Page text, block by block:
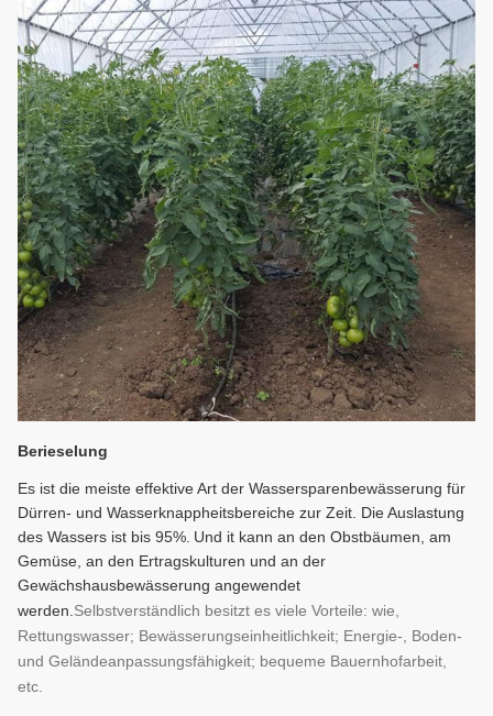
Berieselung
Es ist die meiste effektive Art der Wassersparenbewässerung für
Dürren- und Wasserknappheitsbereiche zur Zeit. Die Auslastung
des Wassers ist bis 95%. Und it kann an den Obstbäumen, am
Gemüse, an den Ertragskulturen und an der
Gewächshausbewässerung angewendet
werden. Selbstverständlich besitzt es viele Vorteile: wie,
Rettungswasser; Bewässerungseinheitlichkeit; Energie-, Boden-
und Geländeanpassungsfähigkeit; bequeme Bauernhofarbeit,
etc.